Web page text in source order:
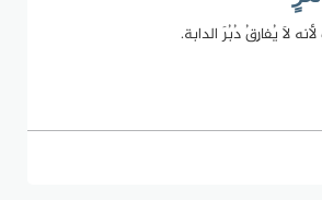
لاَ يُفارِقُ دُبُرَ الدابة.